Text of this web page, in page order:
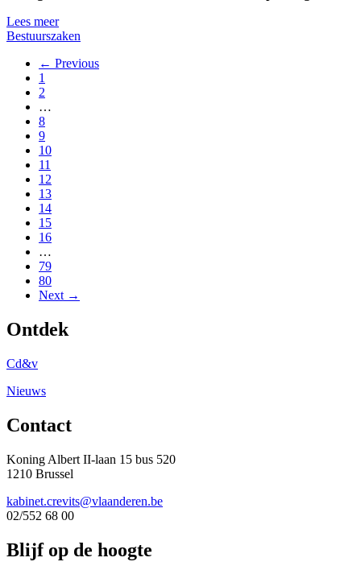
Lees meer
Bestuurszaken
← Previous
1
2
…
8
9
10
11
12
13
14
15
16
…
79
80
Next →
Ontdek
Cd&v
Nieuws
Contact
Koning Albert II-laan 15 bus 520
1210 Brussel
kabinet.crevits@vlaanderen.be
02/552 68 00
Blijf op de hoogte